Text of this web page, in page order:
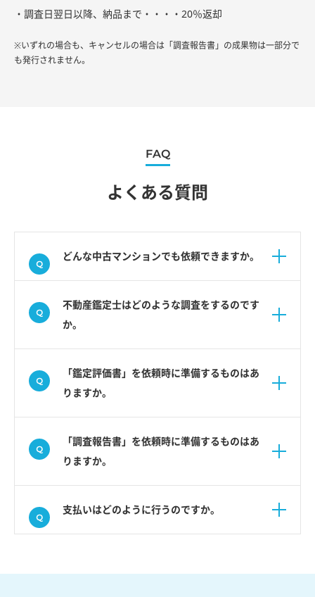
・調査日翌日以降、納品まで・・・・20％返却
※いずれの場合も、キャンセルの場合は「調査報告書」の成果物は一部分で
も発行されません。
FAQ
よくある質問
どんな中古マンションでも依頼できますか。
不動産鑑定士はどのような調査をするのです
か。
「鑑定評価書」を依頼時に準備するものはあ
りますか。
「調査報告書」を依頼時に準備するものはあ
りますか。
支払いはどのように行うのですか。